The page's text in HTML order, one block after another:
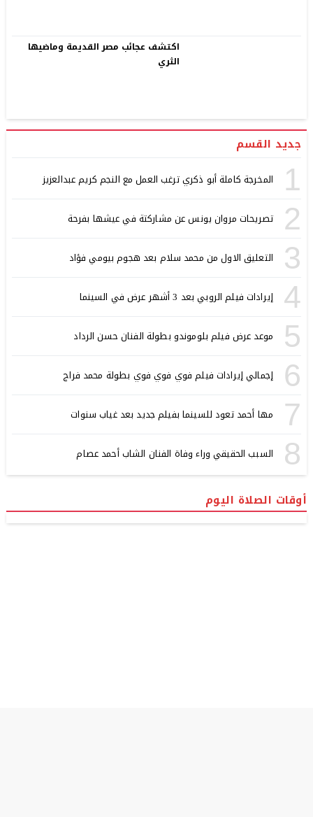
اكتشف عجائب مصر القديمة وماضيها
الثري
جديد القسم
1 المخرجة كاملة أبو ذكري ترغب العمل مع النجم كريم عبدالعزيز
2 تصريحات مروان يونس عن مشاركتة في عيشها بفرحة
3 التعليق الاول من محمد سلام بعد هجوم بيومي فؤاد
4 إيرادات فيلم الروبي بعد 3 أشهر عرض في السينما
5 موعد عرض فيلم بلوموندو بطولة الفنان حسن الرداد
6 إجمالي إيرادات فيلم فوي فوي فوي بطولة محمد فراج
7 مها أحمد تعود للسينما بفيلم جديد بعد غياب سنوات
8 السبب الحقيقي وراء وفاة الفنان الشاب أحمد عصام
أوقات الصلاة اليوم